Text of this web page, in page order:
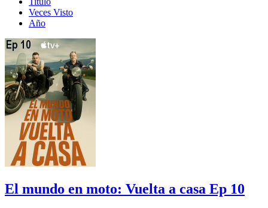
Veces Visto
Año
El mundo en moto: Vuelta a casa Ep 10